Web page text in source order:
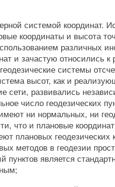
системой координат.
координаты и высота
различных
и зачастую относились к
системы
высот, как и
сети, развивались
число геодезических
ни нормальных, ни
что и плановые
плановых геодезических
методов в геодезии
пунктов является